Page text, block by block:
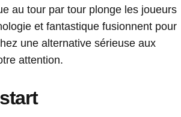
au tour par tour plonge les joueurs
et fantastique fusionnent pour
une alternative sérieuse aux
attention.